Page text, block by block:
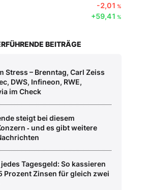
-2,01 %
+59,41 %
BEITRÄGE
Stress – Brenntag, Carl Zeiss
DWS, Infineon, RWE,
im Check
steigt bei diesem
‑ und es gibt weitere
Tagesgeld: So kassieren
Prozent Zinsen für gleich zwei